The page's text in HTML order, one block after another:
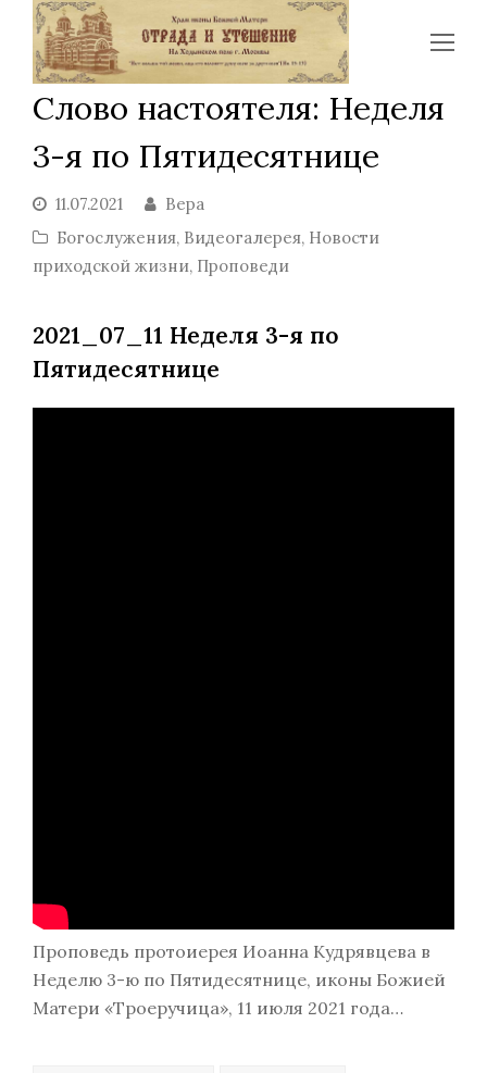
Слово настоятеля: Неделя
3-я по Пятидесятнице
11.07.2021
Вера
Богослужения, Видеогалерея, Новости
приходской жизни, Проповеди
2021_07_11 Неделя 3-я по
Пятидесятнице
Проповедь протоиерея Иоанна Кудрявцева в
Неделю 3-ю по Пятидесятнице, иконы Божией
Матери «Троеручица», 11 июля 2021 года…